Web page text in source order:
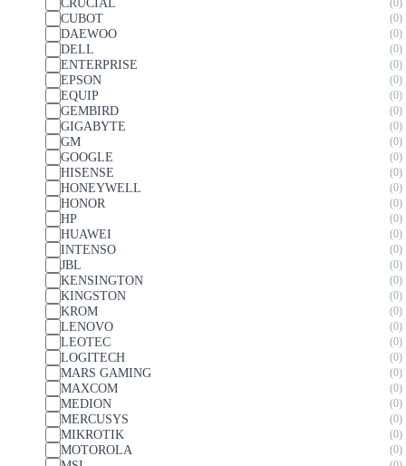
CRUCIAL 0
CUBOT 0
DAEWOO 0
DELL 0
ENTERPRISE 0
EPSON 0
EQUIP 0
GEMBIRD 0
GIGABYTE 0
GM 0
GOOGLE 0
HISENSE 0
HONEYWELL 0
HONOR 0
HP 0
HUAWEI 0
INTENSO 0
JBL 0
KENSINGTON 0
KINGSTON 0
KROM 0
LENOVO 0
LEOTEC 0
LOGITECH 0
MARS GAMING 0
MAXCOM 0
MEDION 0
MERCUSYS 0
MIKROTIK 0
MOTOROLA 0